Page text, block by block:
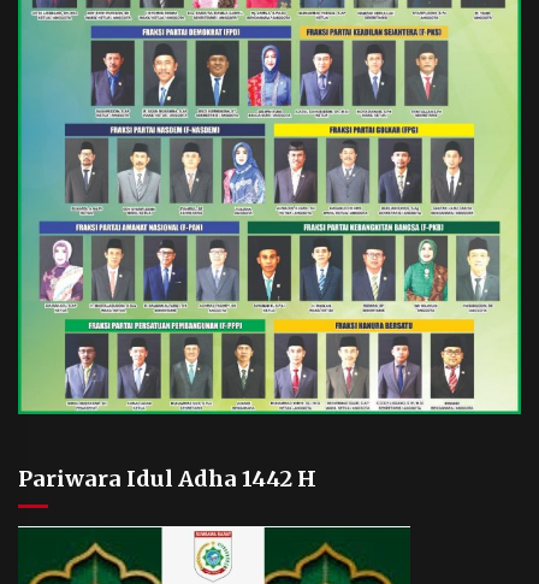
Pariwara Idul Adha 1442 H